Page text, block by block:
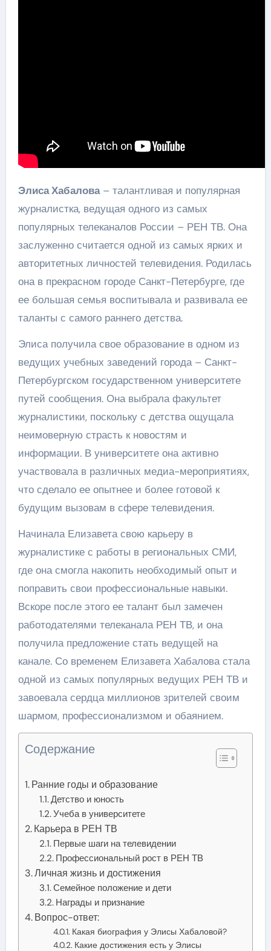
Элиса Хабалова– талантливая и популярная
журналистка, ведущая одного из самых
популярных телеканалов России – РЕН ТВ. Она
заслуженно считается одной из самых ярких и
авторитетных личностей телевидения. Родилась
она в прекрасном городе Санкт-Петербурге, где
ее большая семья воспитывала и развивала ее
таланты с самого раннего детства.
Элиса получила свое образование в одном из
ведущих учебных заведений города – Санкт-
Петербургском государственном университете
путей сообщения. Она выбрала факультет
журналистики, поскольку с детства ощущала
неимоверную страсть к новостям и
информации. В университете она активно
участвовала в различных медиа-мероприятиях,
что сделало ее опытнее и более готовой к
будущим вызовам в сфере телевидения.
Начинала Елизавета свою карьеру в
журналистике с работы в региональных СМИ,
где она смогла накопить необходимый опыт и
поправить свои профессиональные навыки.
Вскоре после этого ее талант был замечен
работодателями телеканала РЕН ТВ, и она
получила предложение стать ведущей на
канале. Со временем Елизавета Хабалова стала
одной из самых популярных ведущих РЕН ТВ и
завоевала сердца миллионов зрителей своим
шармом, профессионализмом и обаянием.
Содержание
Ранние годы и образование
Детство и юность
Учеба в университете
Карьера в РЕН ТВ
Первые шаги на телевидении
Профессиональный рост в РЕН ТВ
Личная жизнь и достижения
Семейное положение и дети
Награды и признание
Вопрос-ответ:
Какая биография у Элисы Хабаловой?
Какие достижения есть у Элисы